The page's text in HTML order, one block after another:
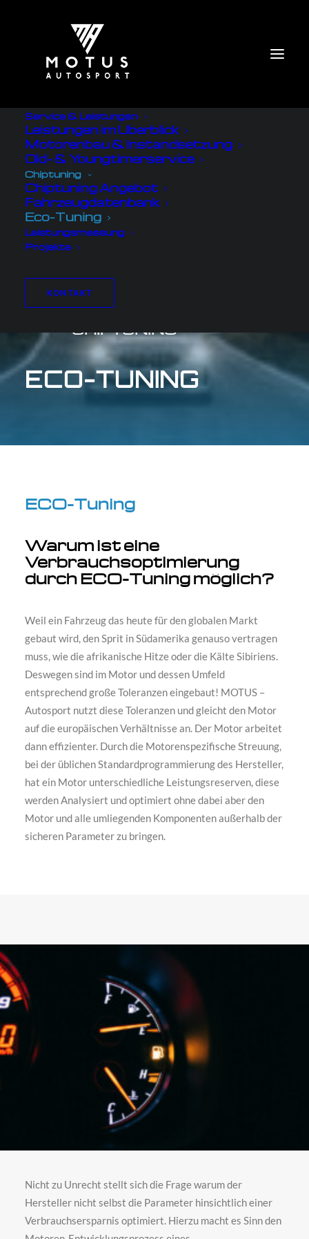
Service & Leistungen
Leistungen im Überblick
Motorenbau & Instandsetzung
Old- & Youngtimerservice
Chiptuning
Chiptuning Angebot
Fahrzeugdatenbank
Eco-Tuning
Leistungsmessung
Projekte
KONTAKT
CHIPTUNING
ECO-TUNING
ECO-Tuning
Warum ist eine
Verbrauchsoptimierung
durch ECO-Tuning möglich?
Weil ein Fahrzeug das heute für den globalen Markt
gebaut wird, den Sprit in Südamerika genauso vertragen
muss, wie die afrikanische Hitze oder die Kälte Sibiriens.
Deswegen sind im Motor und dessen Umfeld
entsprechend große Toleranzen eingebaut! MOTUS –
Autosport nutzt diese Toleranzen und gleicht den Motor
auf die europäischen Verhältnisse an. Der Motor arbeitet
dann effizienter. Durch die Motorenspezifische Streuung,
bei der üblichen Standardprogrammierung des Hersteller,
hat ein Motor unterschiedliche Leistungsreserven, diese
werden Analysiert und optimiert ohne dabei aber den
Motor und alle umliegenden Komponenten außerhalb der
sicheren Parameter zu bringen.
Nicht zu Unrecht stellt sich die Frage warum der
Hersteller nicht selbst die Parameter hinsichtlich einer
Verbrauchsersparnis optimiert. Hierzu macht es Sinn den